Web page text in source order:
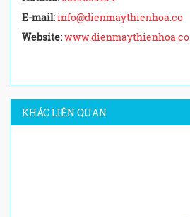
E-mail:info@dienmaythienhoa.co
Website:www.dienmaythienhoa.co
KHÁC LIÊN QUAN